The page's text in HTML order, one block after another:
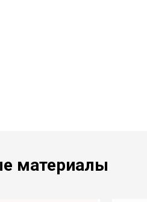
материалы